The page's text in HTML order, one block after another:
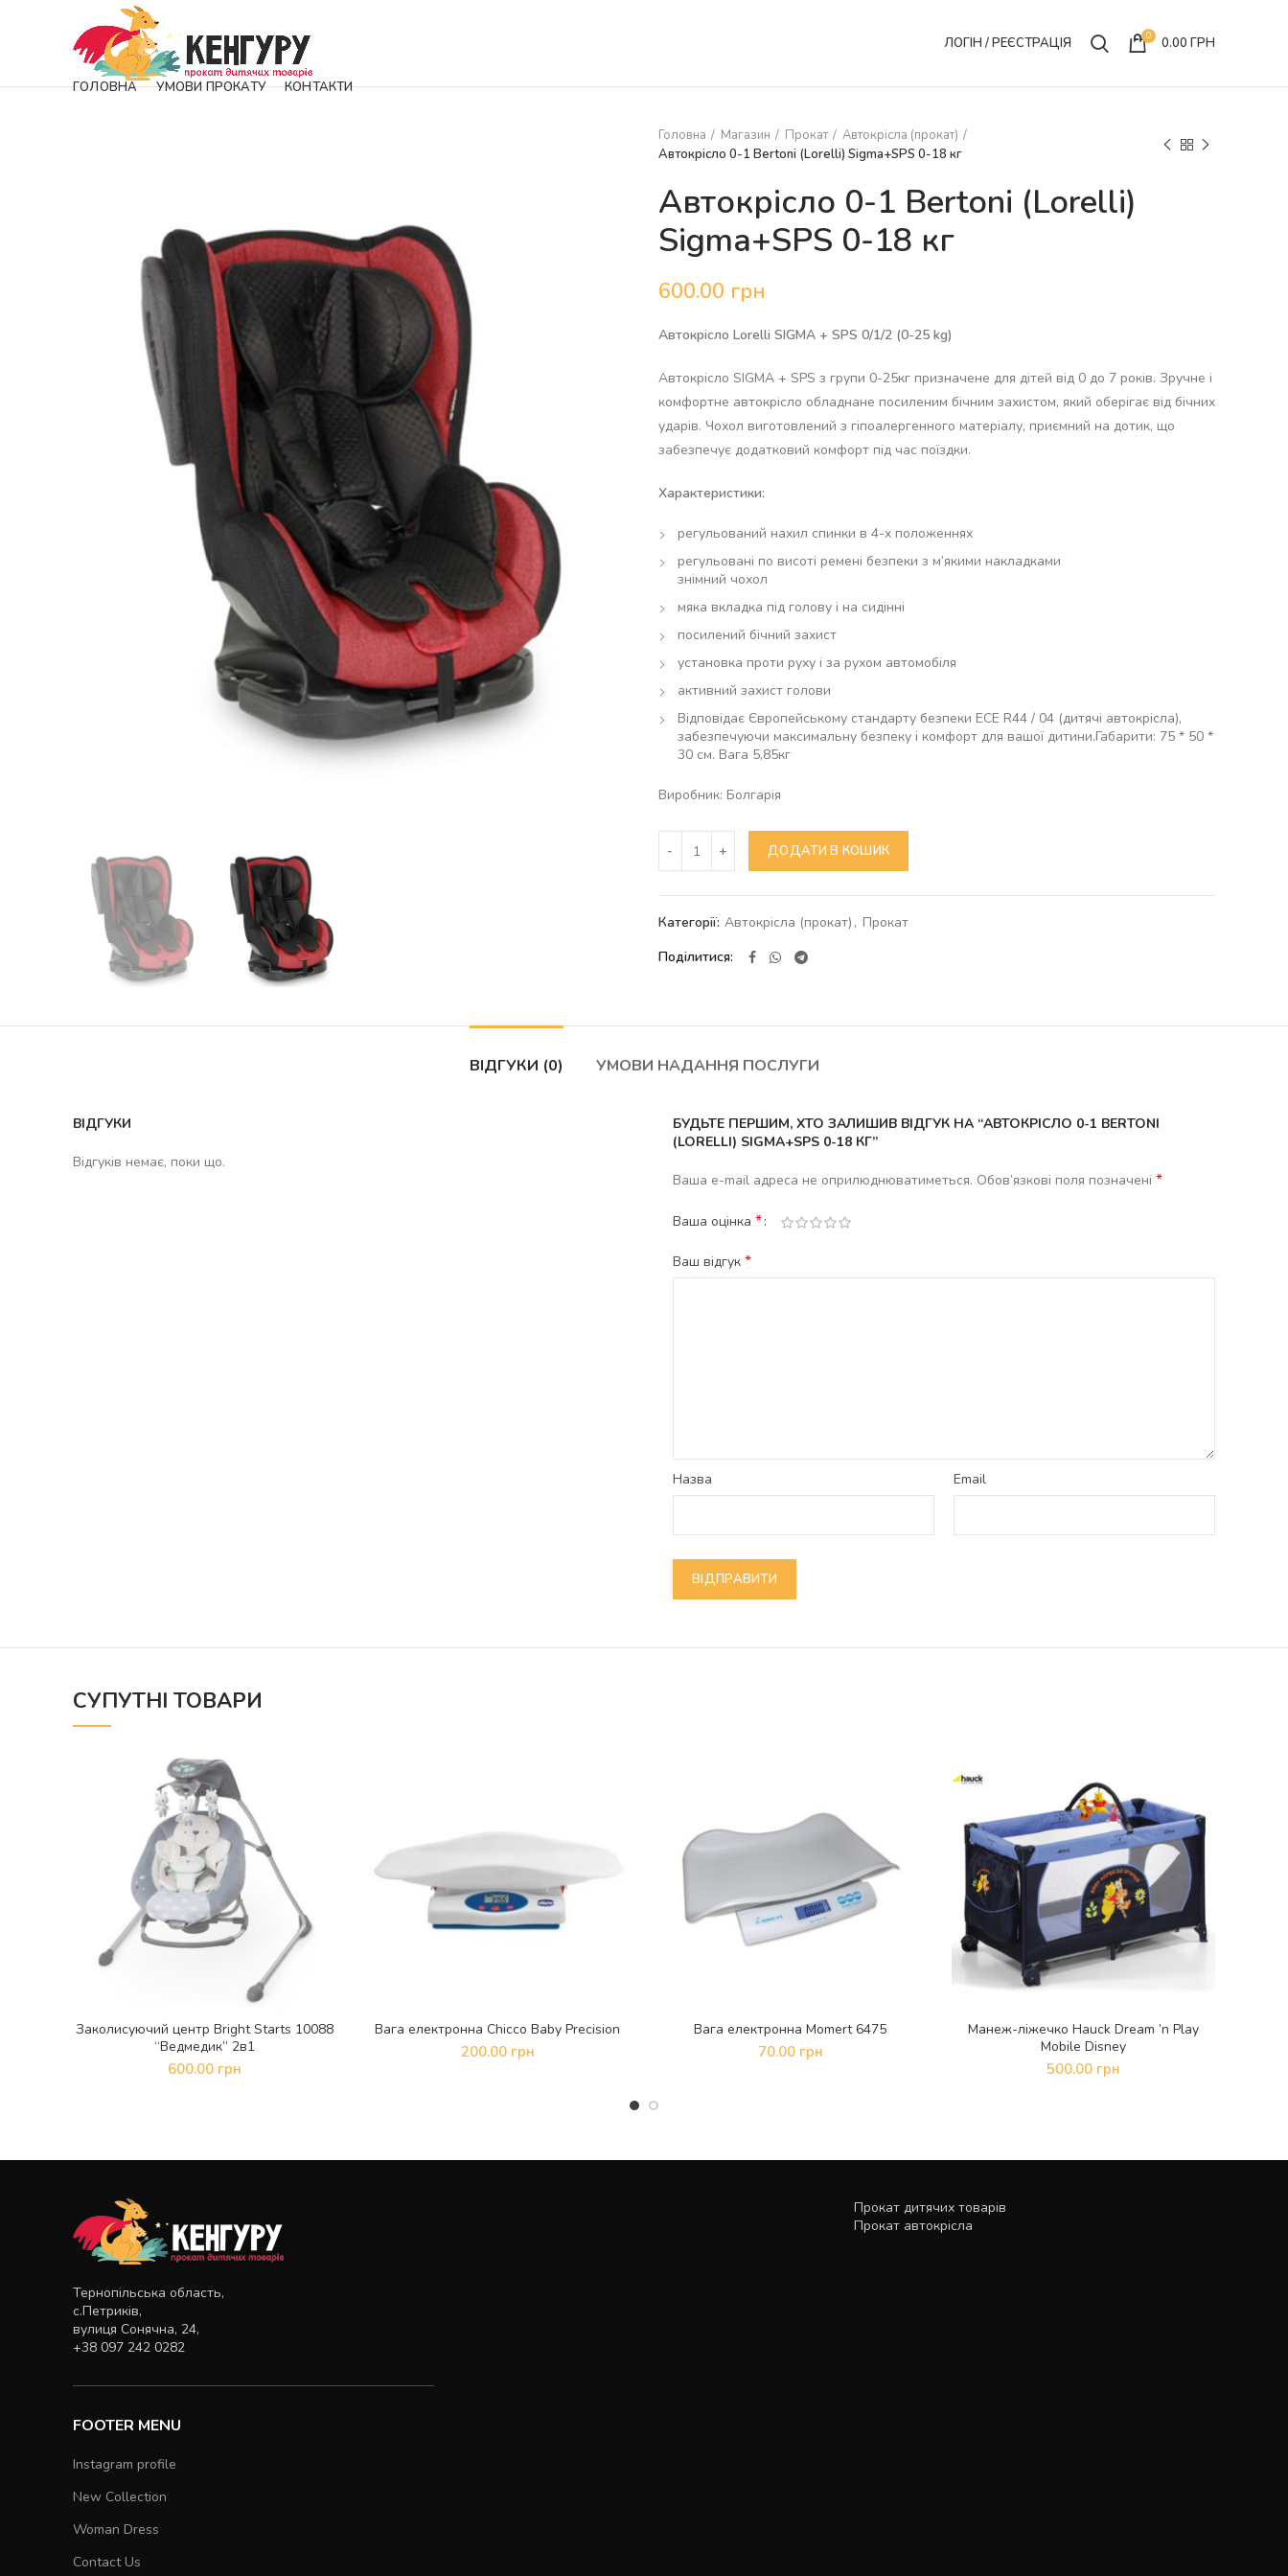
ЛОГІН / РЕЄСТРАЦІЯ 0 0.00 ГРН
ГОЛОВНА УМОВИ ПРОКАТУ КОНТАКТИ
Головна Магазин Прокат
Автокрісла (прокат)
Автокрісло 0-1 Bertoni (Lorelli) Sigma+SPS 0-18 кг
Автокрісло 0-1 Bertoni (Lorelli)
Sigma+SPS 0-18 кг
600.00 грн
Автокрісло Lorelli SIGMA + SPS 0/1/2 (0-25 kg)
Автокрісло SIGMA + SPS з групи 0-25кг призначене для дітей від 0 до 7 років. Зручне і
комфортне автокрісло обладнане посиленим бічним захистом, який оберігає від бічних
ударів. Чохол виготовлений з гіпоалергенного матеріалу, приємний на дотик, що
забезпечує додатковий комфорт під час поїздки.
Характеристики:
регульований нахил спинки в 4-х положеннях
регульовані по висоті ремені безпеки з м’якими накладками
знімний чохол
мяка вкладка під голову і на сидінні
посилений бічний захист
установка проти руху і за рухом автомобіля
активний захист голови
Відповідає Європейському стандарту безпеки ECE R44 / 04 (дитячі автокрісла),
забезпечуючи максимальну безпеку і комфорт для вашої дитини.Габарити: 75 * 50 *
30 см. Вага 5,85кг
Виробник: Болгарія
ДОДАТИ В КОШИК
Категорії: Автокрісла (прокат) , Прокат
Поділитися
ВІДГУКИ (0) УМОВИ НАДАННЯ ПОСЛУГИ
ВІДГУКИ
Відгуків немає, поки що.
БУДЬТЕ ПЕРШИМ, ХТО ЗАЛИШИВ ВІДГУК НА “АВТОКРІСЛО 0-1 BERTONI
(LORELLI) SIGMA+SPS 0-18 КГ”
Ваша e-mail адреса не оприлюднюватиметься. Обов’язкові поля позначені *
Ваша оцінка *
Ваш відгук *
Назва Email
СУПУТНІ ТОВАРИ
ДОДАТИ В КОШИК
Заколисуючий центр Bright Starts 10088
“Ведмедик” 2в1
600.00 грн
ДОДАТИ В КОШИК
Вага електронна Chicco Baby Precision
200.00 грн
ДОДАТИ В КОШИК
Вага електронна Momert 6475
70.00 грн
ДОДАТИ В КОШИК
Манеж-ліжечко Hauck Dream ’n Play
Mobile Disney
500.00 грн
Тернопільська область,
с.Петриків,
вулиця Сонячна, 24,
+38 097 242 0282
FOOTER MENU
Instagram profile
New Collection
Woman Dress
Contact Us
Прокат дитячих товарів
Прокат автокрісла